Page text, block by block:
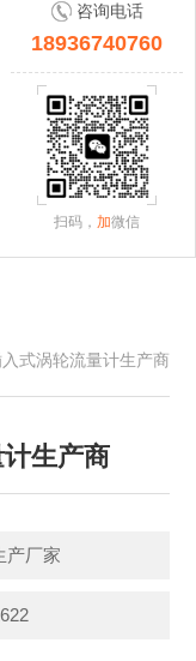
式涡轮流量计生产商
生产商
产厂家
咨询电话
18936740760
扫码， 加微信